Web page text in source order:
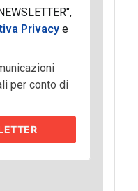
Privacy e
per conto di